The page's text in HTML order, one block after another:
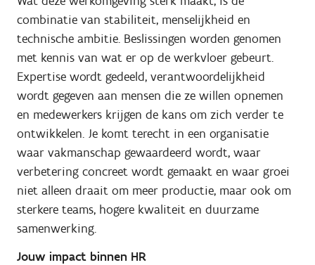
combinatie van stabiliteit, menselijkheid en
technische ambitie. Beslissingen worden genomen
met kennis van wat er op de werkvloer gebeurt.
Expertise wordt gedeeld, verantwoordelijkheid
wordt gegeven aan mensen die ze willen opnemen
en medewerkers krijgen de kans om zich verder te
ontwikkelen. Je komt terecht in een organisatie
waar vakmanschap gewaardeerd wordt, waar
verbetering concreet wordt gemaakt en waar groei
niet alleen draait om meer productie, maar ook om
sterkere teams, hogere kwaliteit en duurzame
samenwerking.
Jouw impact binnen HR